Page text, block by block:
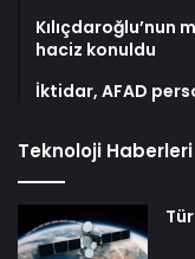
Kılıçdaroğlu’nun
haciz konuldu
İktidar, AFAD
Teknoloji Haberleri